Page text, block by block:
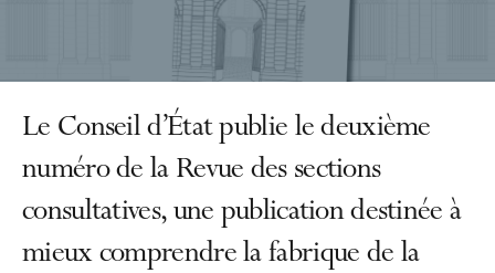
Le Conseil d’État publie le deuxième
numéro de la Revue des sections
consultatives, une publication destinée à
mieux comprendre la fabrique de la